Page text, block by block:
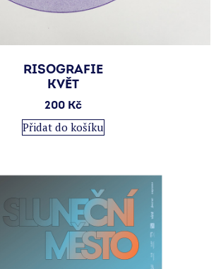
RISOGRAFIE
KVĚT
200 Kč
Přidat do košíku